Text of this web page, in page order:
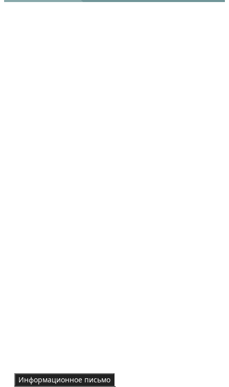
Информационное письмо